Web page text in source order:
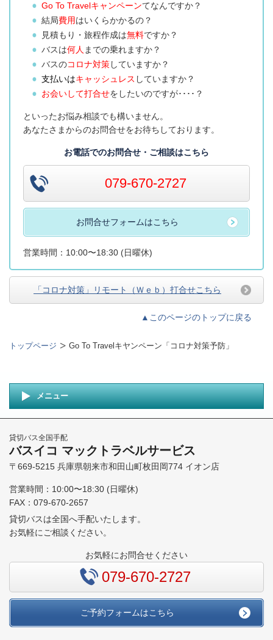
Go To Travelキャンペーンてなんですか？
結局費用はいくらかかるの？
見積もり・旅程作成は無料ですか？
バスは何人 までの乗れますか？
バスのコロナ対策していますか？
支払いはキャッシュレス していますか？
お会いして打合せをしたいのですが････？
といったお悩み相談でも構いません。
あなたさまからのお問合せをお待ちしております。
お電話でのお問合せ・ご相談はこちら
079-670-2727
お問合せフォームはこちら
営業時間：10:00〜18:30 (日曜休)
「コロナ対策」リモート（Ｗｅｂ）打合せこちら
▲このページのトップに戻る
トップページ Go To Travelキヤンペーン「コロナ対策予防」
メニュー
貸切バス全国手配
バスイコ マックトラベルサービス
〒669-5215 兵庫県朝来市和田山町枚田岡774 イオン店
営業時間：10:00〜18:30 (日曜休)
FAX：079-670-2657
貸切バスは全国へ手配いたします。
お気軽にご相談ください。
お気軽にお問合せください
079-670-2727
ご予約フォームはこちら